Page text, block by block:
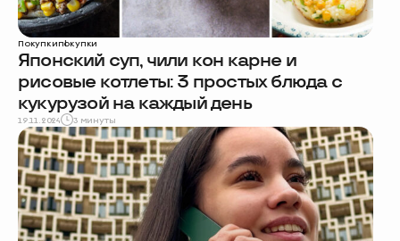
Покупкипокупки
Японский суп, чили кон карне и
рисовые котлеты: 3 простых блюда с
кукурузой на каждый день
19.11.2024 3 минуты